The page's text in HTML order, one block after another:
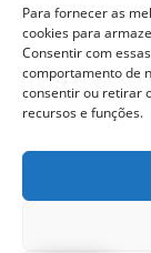
Para fornecer as
cookies para
Consentir com
comportamento de
consentir ou retirar
recursos e funções.